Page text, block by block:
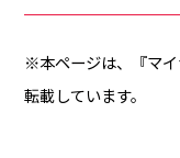
※本ページは、『マ
転載しています。